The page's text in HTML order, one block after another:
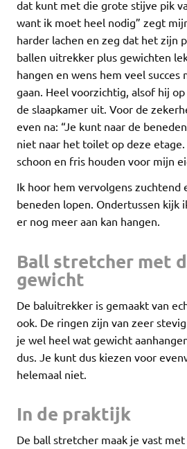
dat kunt met die grote stijve pik
want ik moet heel nodig” zegt
harder lachen en zeg dat het zijn
ballen uitrekker plus gewichten
hangen en wens hem veel succes
gaan. Heel voorzichtig, alsof hij
de slaapkamer uit. Voor de
even na: “Je kunt naar de
niet naar het toilet op deze
schoon en fris houden voor mijn
Ik hoor hem vervolgens zuchtend
beneden lopen. Ondertussen kijk
er nog meer aan kan hangen.
Ball stretcher met
gewicht
De baluitrekker is gemaakt van
ook. De ringen zijn van zeer
je wel heel wat gewicht
dus. Je kunt dus kiezen voor
helemaal niet.
In de praktijk
De ball stretcher maak je vast